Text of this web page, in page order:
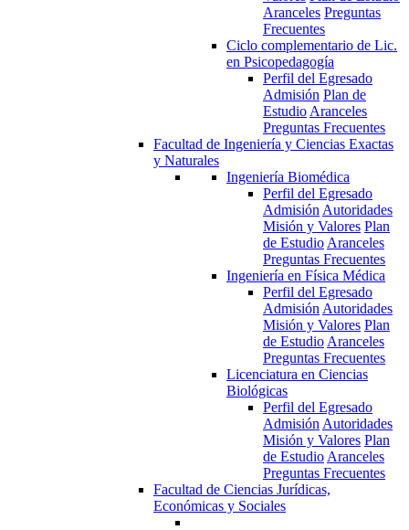
Aranceles Preguntas
Frecuentes
Ciclo complementario de Lic.
en Psicopedagogía
Perfil del Egresado
Admisión Plan de
Estudio Aranceles
Preguntas Frecuentes
Facultad de Ingeniería y Ciencias Exactas
y Naturales
Ingeniería Biomédica
Perfil del Egresado
Admisión Autoridades
Misión y Valores Plan
de Estudio Aranceles
Preguntas Frecuentes
Ingeniería en Física Médica
Perfil del Egresado
Admisión Autoridades
Misión y Valores Plan
de Estudio Aranceles
Preguntas Frecuentes
Licenciatura en Ciencias
Biológicas
Perfil del Egresado
Admisión Autoridades
Misión y Valores Plan
de Estudio Aranceles
Preguntas Frecuentes
Facultad de Ciencias Jurídicas,
Económicas y Sociales